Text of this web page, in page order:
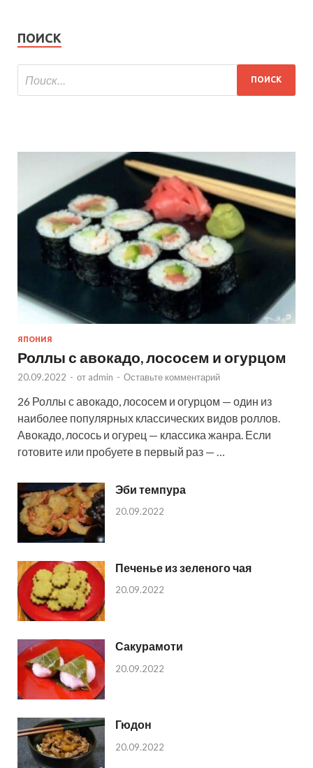
ПОИСК
ЯПОНИЯ
Роллы с авокадо, лососем и огурцом
20.09.2022 - от admin - Оставьте комментарий
26 Роллы с авокадо, лососем и огурцом — один из
наиболее популярных классических видов роллов.
Авокадо, лосось и огурец — классика жанра. Если
готовите или пробуете в первый раз — …
Эби темпура
20.09.2022
Печенье из зеленого чая
20.09.2022
Сакурамоти
20.09.2022
Гюдон
20.09.2022